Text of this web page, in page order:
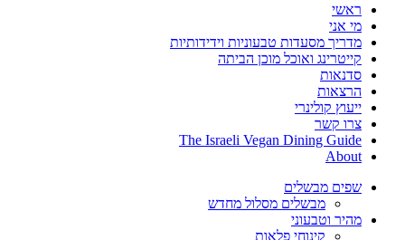
ראשי
מי אני
מדריך מסעדות טבעוניות וידידותיות
קייטרינג ואוכל מוכן הביתה
סדנאות
הרצאות
ייעוץ קולינרי
צרו קשר
The Israeli Vegan Dining Guide
About
שפים מבשלים
מבשלים מסלול מחדש
מהיר וטבעוני
קינוחי פלאות